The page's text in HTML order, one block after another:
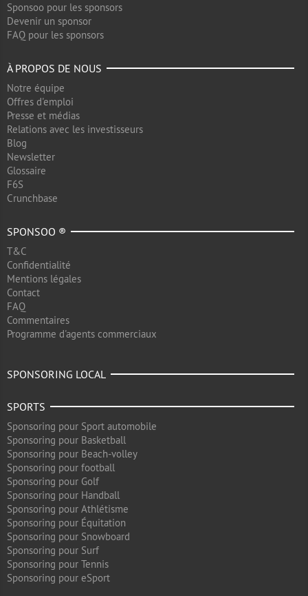
Sponsoo pour les sponsors
Devenir un sponsor
FAQ pour les sponsors
À PROPOS DE NOUS
Notre équipe
Offres d'emploi
Presse et médias
Relations avec les investisseurs
Blog
Newsletter
Glossaire
F6S
Crunchbase
SPONSOO ®
T&C
Confidentialité
Mentions légales
Contact
FAQ
Commentaires
Programme d'agents commerciaux
SPONSORING LOCAL
SPORTS
Sponsoring pour Sport automobile
Sponsoring pour Basketball
Sponsoring pour Beach-volley
Sponsoring pour football
Sponsoring pour Golf
Sponsoring pour Handball
Sponsoring pour Athlétisme
Sponsoring pour Équitation
Sponsoring pour Snowboard
Sponsoring pour Surf
Sponsoring pour Tennis
Sponsoring pour eSport